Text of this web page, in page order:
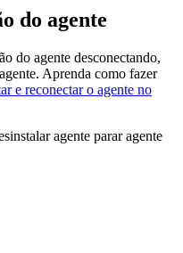
do agente
do agente desconectando,
Aprenda como fazer
e reconectar o agente no
agente parar agente